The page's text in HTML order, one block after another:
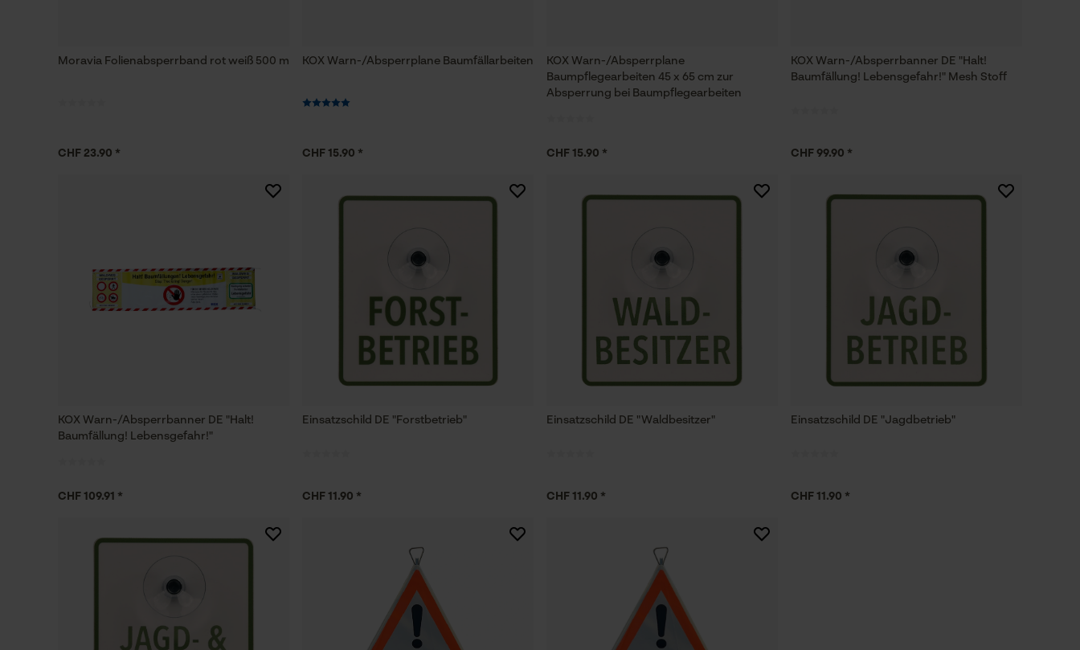
Moravia Folienabsperrband rot weiß 500 m
CHF 23.90 *
KOX Warn-/Absperrplane Baumfällarbeiten
CHF 15.90 *
KOX Warn-/Absperrplane
Baumpflegearbeiten 45 x 65 cm zur
Absperrung bei Baumpflegearbeiten
CHF 15.90 *
KOX Warn-/Absperrbanner DE "Halt!
Baumfällung! Lebensgefahr!" Mesh Stoff
CHF 99.90 *
KOX Warn-/Absperrbanner DE "Halt!
Baumfällung! Lebensgefahr!"
CHF 109.91 *
Einsatzschild DE "Forstbetrieb"
CHF 11.90 *
Einsatzschild DE "Waldbesitzer"
CHF 11.90 *
Einsatzschild DE "Jagdbetrieb"
CHF 11.90 *